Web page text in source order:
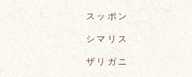
スッポン
シマリス
ザリガニ